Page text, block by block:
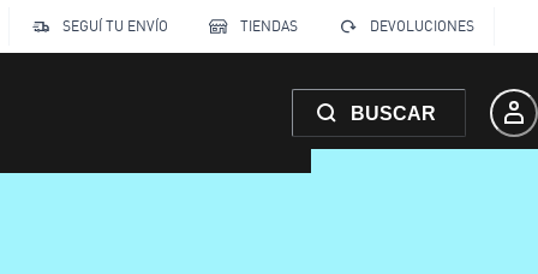
SEGUÍ TU ENVÍO TIENDAS DEVOLUCIONES
BUSCAR